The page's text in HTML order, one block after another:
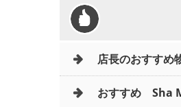
店長のおすすめ
おすすめ Sha